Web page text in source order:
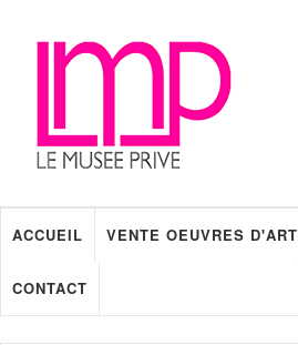
ACCUEIL VENTE OEUVRES D'ART
CONTACT